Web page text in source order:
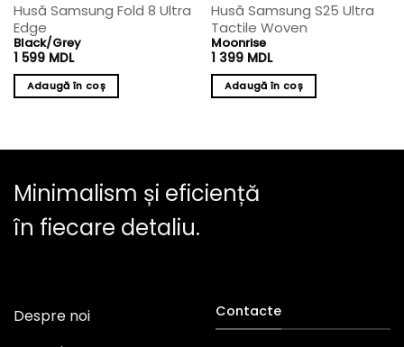
Husă Samsung Fold 8 Ultra
Edge
Black/Grey
1 599 MDL
Adaugă în coș
Husă Samsung S25 Ultra
Tactile Woven
Moonrise
1 399 MDL
Adaugă în coș
Minimalism și eficiență
în fiecare detaliu.
Despre noi
Contacte